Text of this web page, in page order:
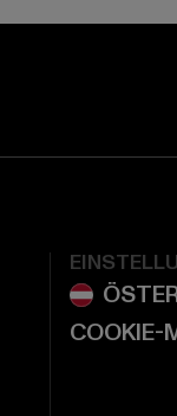
COOKIE-